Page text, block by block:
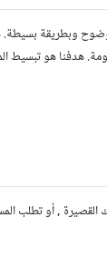
وبطريقة بسيطة.
هدفنا هو تبسيط
, أو تطلب